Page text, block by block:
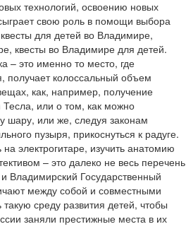
технологий, освоению новых
свою роль в помощи выбора
для детей во Владимире,
квесты во Владимире для детей.
– это именно то место, где
получает колоссальный объем
как, например, получение
или о том, как можно
шару, или же, следуя законам
пузыря, прикоснуться к радуге.
электрогитаре, изучить анатомию
– это далеко не весь перечень
Владимирский Государственный
между собой и совместными
среду развития детей, чтобы
заняли престижные места в их